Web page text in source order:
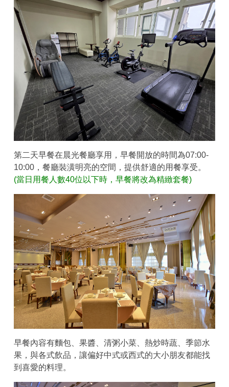
第二天早餐在晨光餐廳享用，早餐開放的時間為07:00-
10:00，餐廳裝潢明亮的空間，提供舒適的用餐享受。
(當日用餐人數40位以下時，早餐將改為精緻套餐)
早餐內容有麵包、果醬、清粥小菜、熱炒時蔬、季節水
果，與各式飲品，讓偏好中式或西式的大小朋友都能找
到喜愛的料理。